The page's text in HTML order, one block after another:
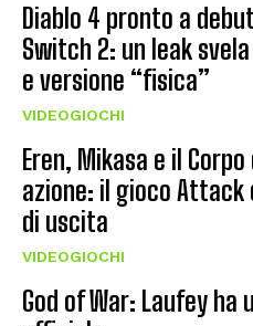
Diablo 4 pronto a
Switch 2: un leak
e versione “fisica”
VIDEOGIOCHI
Eren, Mikasa e il
azione: il gioco Attack
di uscita
VIDEOGIOCHI
God of War: Laufey